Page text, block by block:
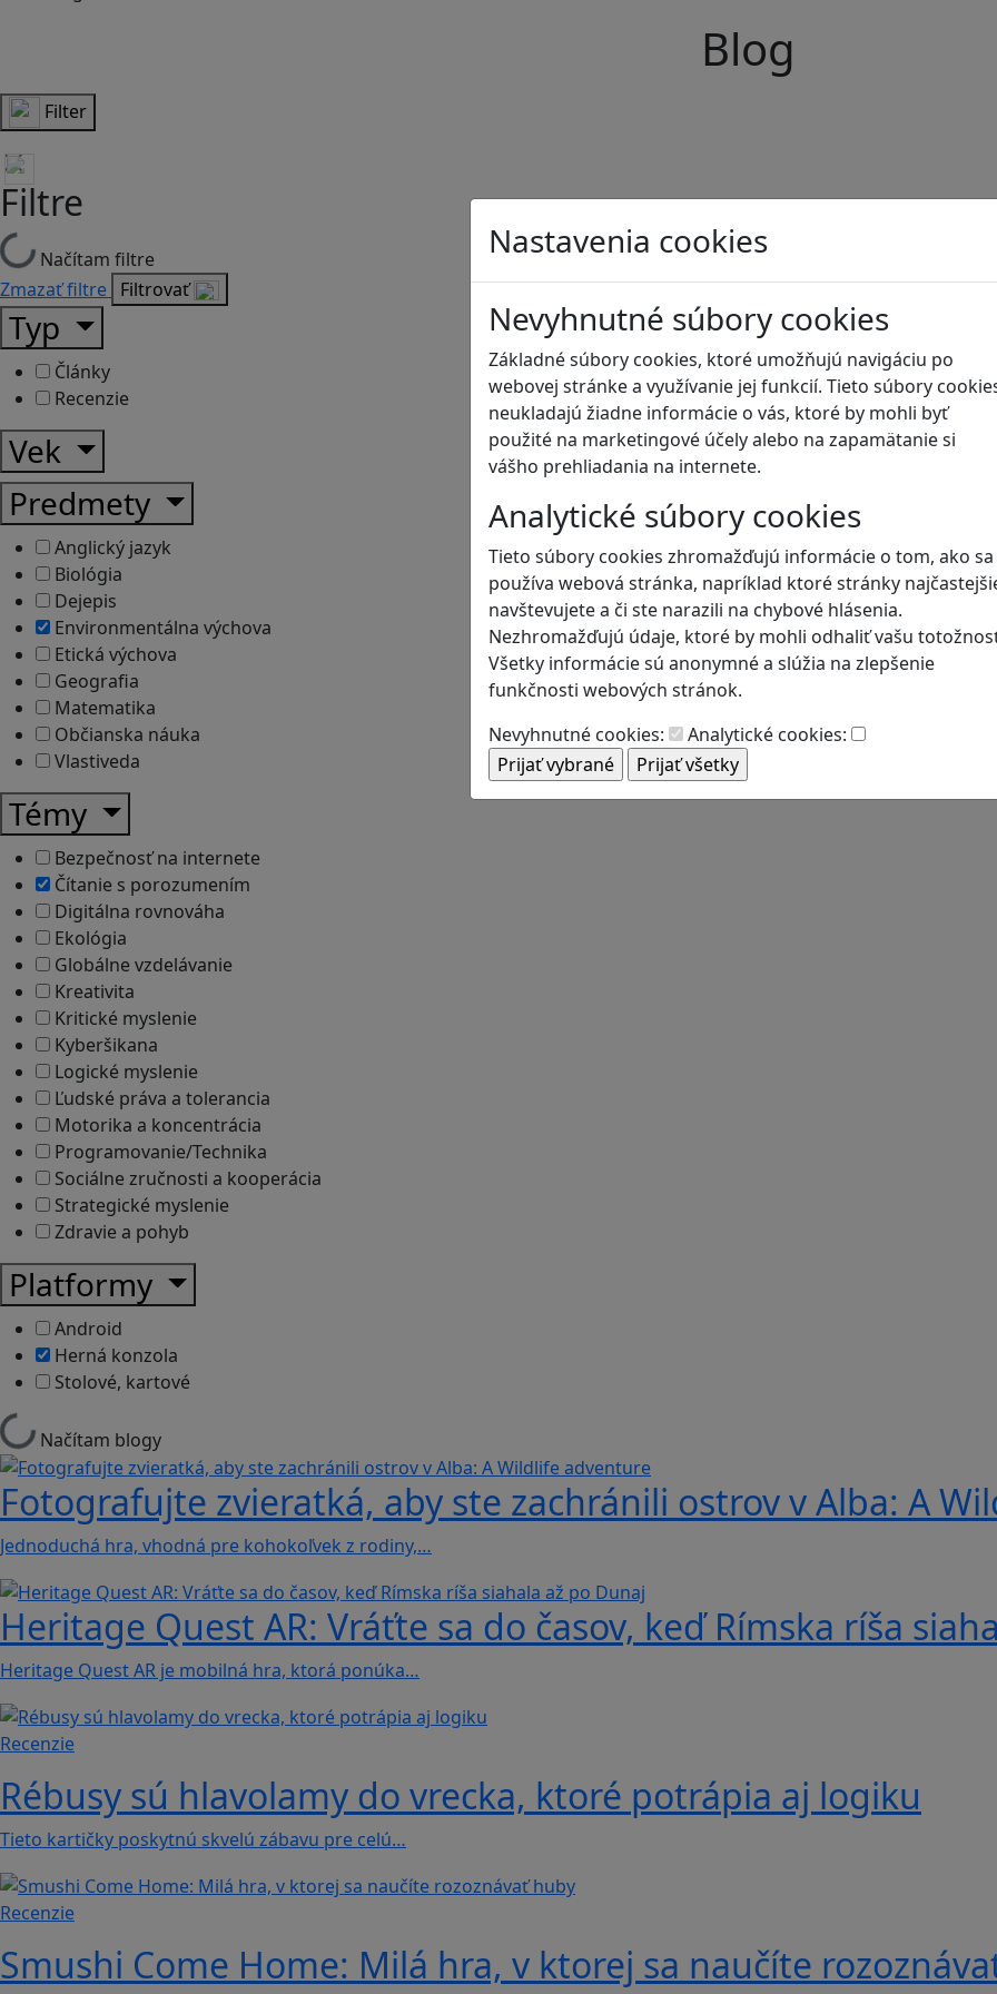
Nastavenia cookies
Nevyhnutné súbory cookies
Základné súbory cookies, ktoré umožňujú navigáciu po
webovej stránke a využívanie jej funkcií. Tieto súbory
neukladajú žiadne informácie o vás, ktoré by mohli byť
použité na marketingové účely alebo na zapamätanie si
vášho prehliadania na internete.
Analytické súbory cookies
Tieto súbory cookies zhromažďujú informácie o tom, ako sa
používa webová stránka, napríklad ktoré stránky
navštevujete a či ste narazili na chybové hlásenia.
Nezhromažďujú údaje, ktoré by mohli odhaliť vašu
Všetky informácie sú anonymné a slúžia na zlepšenie
funkčnosti webových stránok.
Nevyhnutné cookies:
Analytické cookies:
Blog
Filter
Filtre
Načítam filtre
Zmazať filtre Filtrovať
Typ
Články
Recenzie
Vek
Predmety
Anglický jazyk
Biológia
Dejepis
Environmentálna výchova
Etická výchova
Geografia
Matematika
Občianska náuka
Vlastiveda
Témy
Bezpečnosť na internete
Čítanie s porozumením
Digitálna rovnováha
Ekológia
Globálne vzdelávanie
Kreativita
Kritické myslenie
Kyberšikana
Logické myslenie
Ľudské práva a tolerancia
Motorika a koncentrácia
Programovanie/Technika
Sociálne zručnosti a kooperácia
Strategické myslenie
Zdravie a pohyb
Platformy
Android
Herná konzola
Stolové, kartové
Načítam blogy
Fotografujte zvieratká, aby ste zachránili ostrov v Alba: A
Jednoduchá hra, vhodná pre kohokoľvek z rodiny,…
Heritage Quest AR: Vráťte sa do časov, keď Rímska ríša
Heritage Quest AR je mobilná hra, ktorá ponúka…
Recenzie
Rébusy sú hlavolamy do vrecka, ktoré potrápia aj logiku
Tieto kartičky poskytnú skvelú zábavu pre celú…
Recenzie
Smushi Come Home: Milá hra, v ktorej sa naučíte